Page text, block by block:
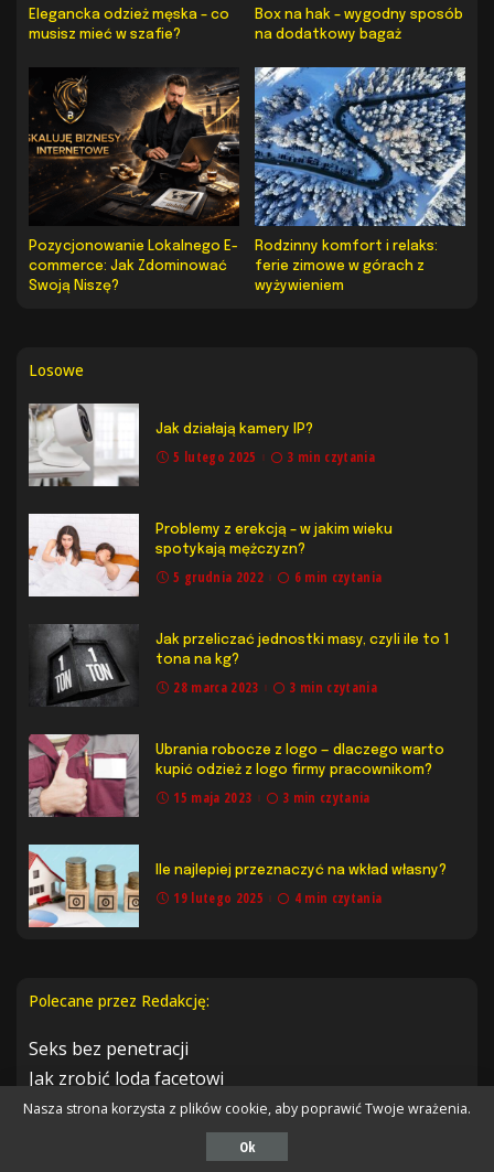
Elegancka odzież męska – co
musisz mieć w szafie?
Box na hak – wygodny sposób
na dodatkowy bagaż
Pozycjonowanie Lokalnego E-
commerce: Jak Zdominować
Swoją Niszę?
Rodzinny komfort i relaks:
ferie zimowe w górach z
wyżywieniem
Losowe
Jak działają kamery IP?
5 lutego 2025 3 min czytania
Problemy z erekcją – w jakim wieku
spotykają mężczyzn?
5 grudnia 2022 6 min czytania
Jak przeliczać jednostki masy, czyli ile to 1
tona na kg?
28 marca 2023 3 min czytania
Ubrania robocze z logo — dlaczego warto
kupić odzież z logo firmy pracownikom?
15 maja 2023 3 min czytania
Ile najlepiej przeznaczyć na wkład własny?
19 lutego 2025 4 min czytania
Polecane przez Redakcję:
Seks bez penetracji
Jak zrobić loda facetowi
180 gram mąki – ile to szklanek
Jak facet sprawdza czy kobiecie zależy
Nasza strona korzysta z plików cookie, aby poprawić Twoje wrażenia.
Ok